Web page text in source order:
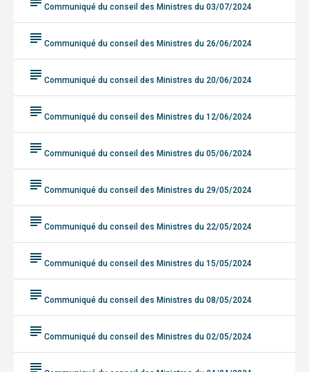
Communiqué du conseil des Ministres du 03/07/2024
subject Communiqué du conseil des Ministres du 26/06/2024
subject Communiqué du conseil des Ministres du 20/06/2024
subject Communiqué du conseil des Ministres du 12/06/2024
subject Communiqué du conseil des Ministres du 05/06/2024
subject Communiqué du conseil des Ministres du 29/05/2024
subject Communiqué du conseil des Ministres du 22/05/2024
subject Communiqué du conseil des Ministres du 15/05/2024
subject Communiqué du conseil des Ministres du 08/05/2024
subject Communiqué du conseil des Ministres du 02/05/2024
subject